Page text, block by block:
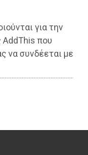
για την
AddThis που
να συνδέεται με
της υπ’
του
Μαραθώνα